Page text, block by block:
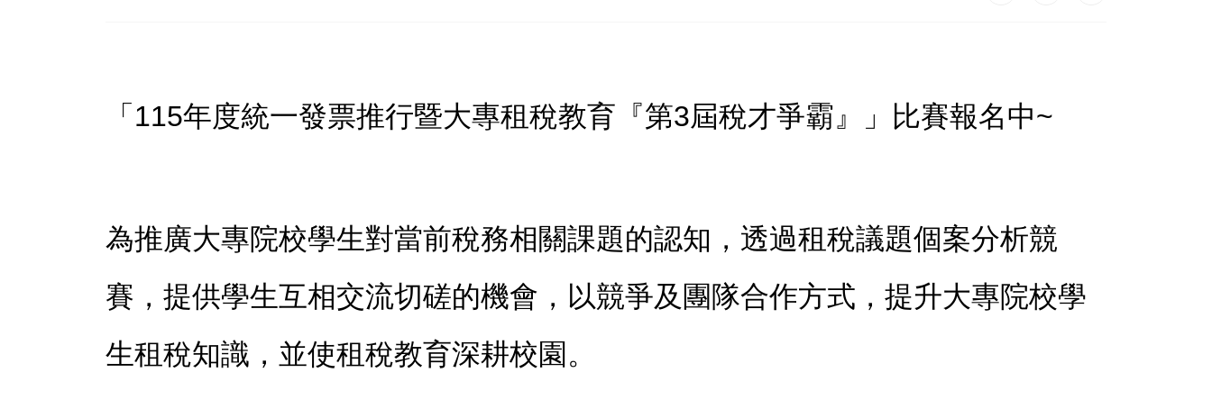
「115年度統一發票推行暨大專租稅教育 『第3屆稅才爭霸』」比賽報名中~
為推廣大專院校學生對當前稅務相關課題的認知，透過租稅議題個案分析競
賽，提供學生互相交流切磋的機會，以競爭及團隊合作方式，提升大專院校學
生租稅知識，並使租稅教育深耕校園。